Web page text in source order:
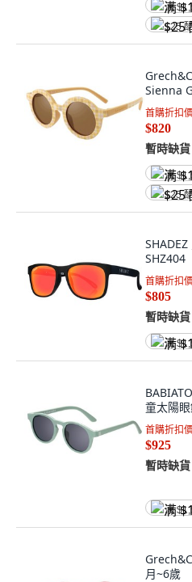
满
$25
Sienna
首購折扣
$820
暫時缺貨
满
$25
SHZ404
首購折扣
$805
暫時缺貨
满
童太陽
首購折扣
$925
暫時缺貨
满
月~6歲